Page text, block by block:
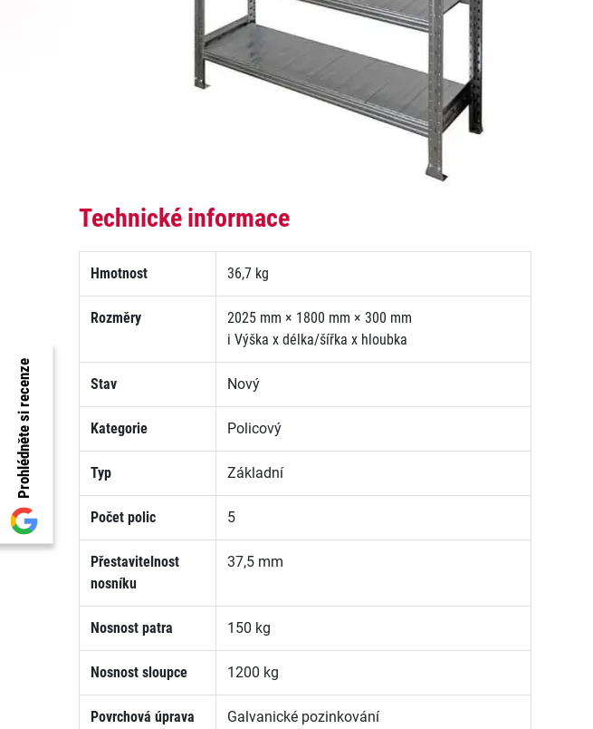
Prohlédněte si recenze
Technické informace
Hmotnost 36,7 kg
Rozměry
2025 mm × 1800 mm × 300 mm
i Výška x délka/šířka x hloubka
Stav Nový
Kategorie Policový
Typ Základní
Počet polic 5
Přestavitelnost
nosníku
37,5 mm
Nosnost patra 150 kg
Nosnost sloupce 1200 kg
Povrchová úprava
Galvanické pozinkování